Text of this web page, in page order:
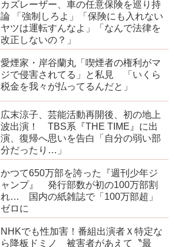
カズレーザー、車の任意保険を巡り持
論 「強制しろよ」「保険にも入れない
ヤツは運転すんなよ」「なんで法律を
改正しないの？」
愛煙家・岸谷蘭丸「喫煙者の権利がマ
ジで侵害されてる」と私見 「いくら
税金を我々が払ってるんだと」
広末涼子、芸能活動再開後、初の地上
波出演！ TBS系『THE TIME』に出
演、復帰へ思いを告白「自分の弱い部
分だったり…」
かつて650万部を誇った『週刊少年ジ
ャンプ』 発行部数が初の100万部割
れ… 国内の紙雑誌で「100万部超」
ゼロに
NHKでも性加害！番組出演者Ｘ特定な
ら降板ドミノ 被害者があえて〝最